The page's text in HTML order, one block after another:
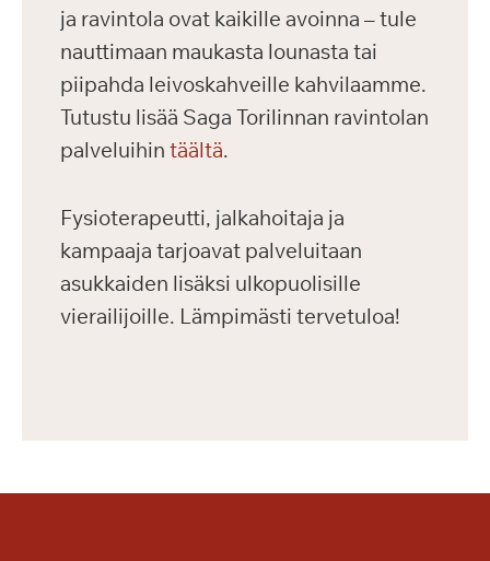
ja ravintola ovat kaikille avoinna – tule
nauttimaan maukasta lounasta tai
piipahda leivoskahveille kahvilaamme.
Tutustu lisää Saga Torilinnan ravintolan
palveluihin täältä.
Fysioterapeutti, jalkahoitaja ja
kampaaja tarjoavat palveluitaan
asukkaiden lisäksi ulkopuolisille
vierailijoille. Lämpimästi tervetuloa!